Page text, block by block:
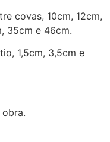
covas, 10cm, 12cm,
35cm e 46cm.
1,5cm, 3,5cm e